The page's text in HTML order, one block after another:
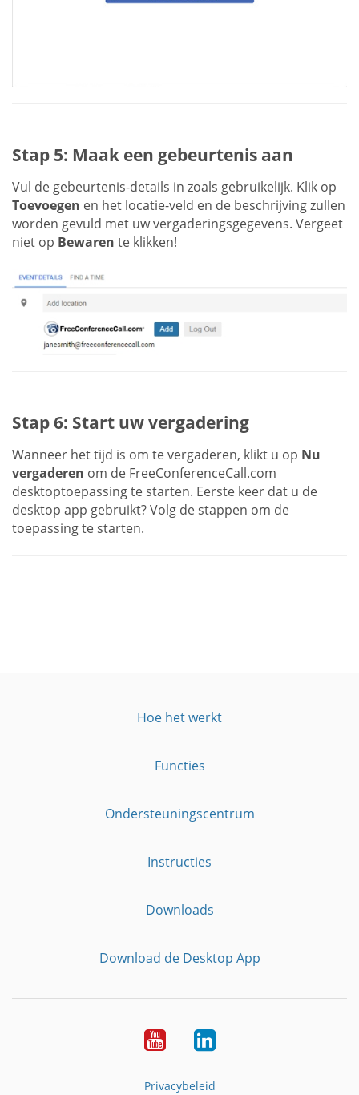
Stap 5: Maak een gebeurtenis aan
Vul de gebeurtenis-details in zoals gebruikelijk. Klik op
Toevoegen en het locatie-veld en de beschrijving zullen
worden gevuld met uw vergaderingsgegevens. Vergeet
niet op Bewaren te klikken!
Stap 6: Start uw vergadering
Wanneer het tijd is om te vergaderen, klikt u op Nu
vergaderen om de FreeConferenceCall.com
desktoptoepassing te starten. Eerste keer dat u de
desktop app gebruikt? Volg de stappen om de
toepassing te starten.
Hoe het werkt
Functies
Ondersteuningscentrum
Instructies
Downloads
Download de Desktop App
YouTubeLinkedIn
Privacybeleid